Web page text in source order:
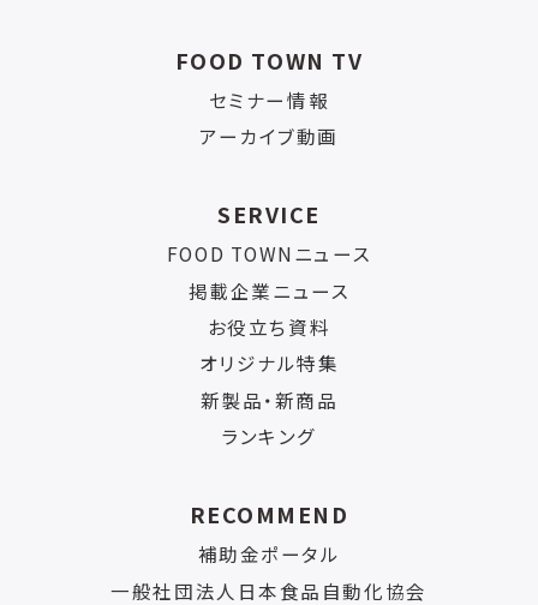
FOOD TOWN TV
セミナー情報
アーカイブ動画
SERVICE
FOOD TOWNニュース
掲載企業ニュース
お役立ち資料
オリジナル特集
新製品・新商品
ランキング
RECOMMEND
補助金ポータル
一般社団法人日本食品自動化協会